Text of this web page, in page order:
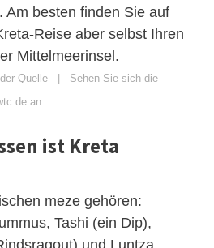
Am besten finden Sie auf
Reise aber selbst Ihren
Mittelmeerinsel.
Quelle | Sehen Sie sich die
an
ist Kreta
meze gehören:
Tashi (ein Dip),
und Luntza